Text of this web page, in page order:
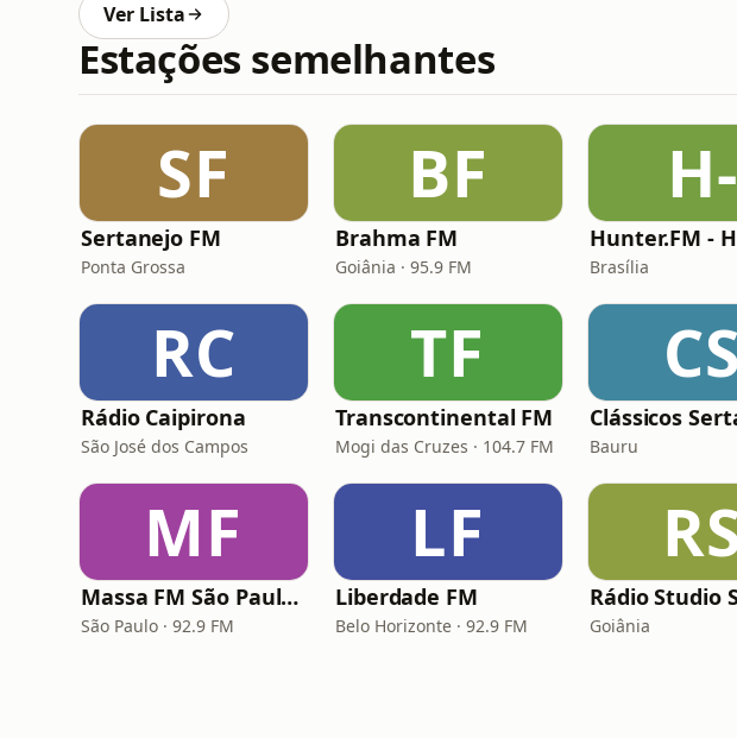
Ver Lista
Estações semelhantes
SF
Sertanejo FM
Ponta Grossa
BF
Brahma FM
Goiânia · 95.9 FM
H-
Brasília
RC
Rádio Caipirona
São José dos Campos
TF
Transcontinental FM
Mogi das Cruzes · 104.7 FM
CS
Clássicos
Bauru
MF
Massa FM São Paulo 92.9
São Paulo · 92.9 FM
LF
Liberdade FM
Belo Horizonte · 92.9 FM Goiânia